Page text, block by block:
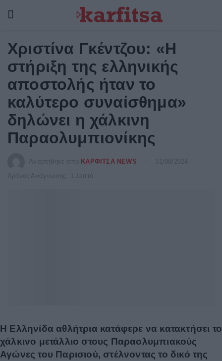
Χριστίνα Γκέντζου: «Η
στήριξη της ελληνικής
αποστολής ήταν το
καλύτερο συναίσθημα»
δηλώνει η χάλκινη
Παραολυμπιονίκης
Αναρτήθηκε από ΚΑΡΦΙΤΣΑ NEWS
31/08/2024
Χρόνος Ανάγνωσης: 1 λεπτό
Η Ελληνίδα αθλήτρια κατάφερε να κατακτήσει το
χάλκινο μετάλλιο στους Παραολυμπιακούς
Αγώνες του Παρισιού, στέλνοντας το δικό της